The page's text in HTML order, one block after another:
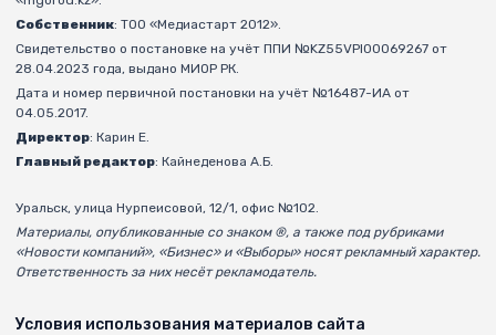
Собственник: ТОО «Медиастарт 2012».
Свидетельство о постановке на учёт ППИ №KZ55VPI00069267 от
28.04.2023 года, выдано МИОР РК.
Дата и номер первичной постановки на учёт №16487-ИА от
04.05.2017.
Директор: Карин Е.
Главный редактор: Кайнеденова А.Б.
Уральск, улица Нурпеисовой, 12/1, офис №102.
Материалы, опубликованные со знаком ®, а также под рубриками
«Новости компаний», «Бизнес» и «Выборы» носят рекламный характер.
Ответственность за них несёт рекламодатель.
Условия использования материалов сайта